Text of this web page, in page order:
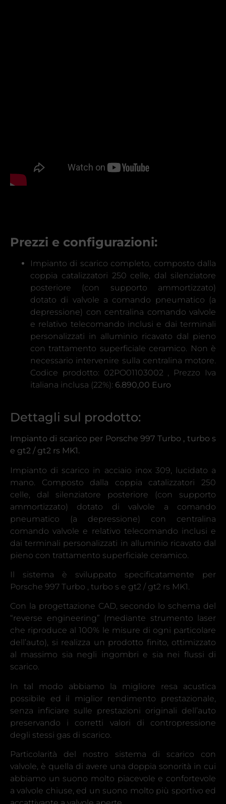
Prezzi e configurazioni:
Impianto di scarico completo, composto dalla
coppia catalizzatori 250 celle, dal silenziatore
posteriore (con supporto ammortizzato)
dotato di valvole a comando pneumatico (a
depressione) con centralina comando valvole
e relativo telecomando inclusi e dai terminali
personalizzati in alluminio ricavato dal pieno
con trattamento superficiale ceramico. Non è
necessario intervenire sulla centralina motore.
Codice prodotto: 02PO01103002 , Prezzo Iva
italiana inclusa (22%): 6.890,00 Euro
Dettagli sul prodotto:
Impianto di scarico per Porsche 997 Turbo , turbo s
e gt2 / gt2 rs MK1.
Impianto di scarico in acciaio inox 309, lucidato a
mano. Composto dalla coppia catalizzatori 250
celle, dal silenziatore posteriore (con supporto
ammortizzato) dotato di valvole a comando
pneumatico (a depressione) con centralina
comando valvole e relativo telecomando inclusi e
dai terminali personalizzati in alluminio ricavato dal
pieno con trattamento superficiale ceramico.
Il sistema è sviluppato specificatamente per
Porsche 997 Turbo , turbo s e gt2 / gt2 rs MK1.
Con la progettazione CAD, secondo lo schema del
“reverse engineering” (mediante strumento laser
che riproduce al 100% le misure di ogni particolare
dell’auto), si realizza un prodotto finito, ottimizzato
al massimo sia negli ingombri e sia nei flussi di
scarico.
In tal modo abbiamo la migliore resa acustica
possibile ed il miglior rendimento prestazionale,
senza inficiare sulle prestazioni originali dell’auto
preservando i corretti valori di contropressione
degli stessi gas di scarico.
Particolarità del nostro sistema di scarico con
valvole, è quella di avere una doppia sonorità in cui
abbiamo un suono molto piacevole e confortevole
a valvole chiuse, ed un suono molto più sportivo ed